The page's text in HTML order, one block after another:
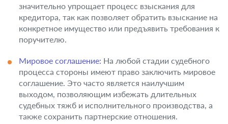
значительно упрощает процесс взыскания для
кредитора, так как позволяет обратить взыскание на
конкретное имущество или предъявить требования к
поручителю.
Мировое соглашение: На любой стадии судебного
процесса стороны имеют право заключить мировое
соглашение. Это часто является наилучшим
выходом, позволяющим избежать длительных
судебных тяжб и исполнительного производства, а
также сохранить партнерские отношения.